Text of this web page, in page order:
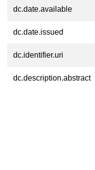
dc.date.available
dc.date.issued
dc.identifier.uri
dc.description.abstract